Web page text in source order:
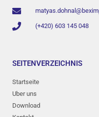
(+420) 603 145 048
SEITENVERZEICHNIS
Startseite
Uber uns
Download